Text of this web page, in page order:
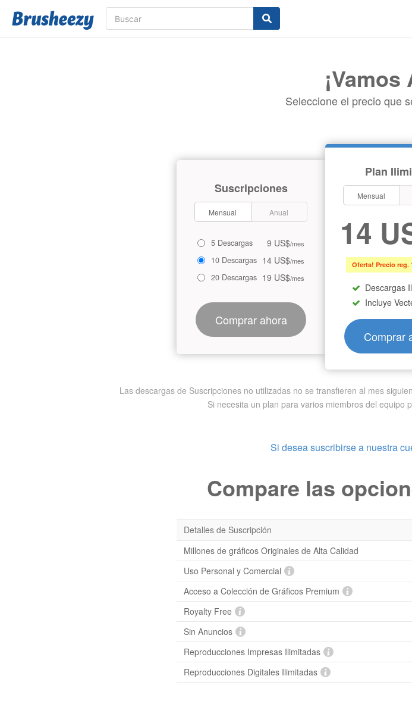
Seleccione el precio que
Plan
Mensual
14
Oferta! Precio reg.
Descargas
Incluye
Comprar
Suscripciones
Mensual Anual
5 Descargas 9 US$/mes
10 Descargas 14 US$/mes
20 Descargas 19 US$/mes
Comprar ahora
Las descargas de Suscripciones no utilizadas no se transfieren al mes
Si necesita un plan para varios miembros del equipo
Si desea suscribirse a nuestra
Compare las
Detalles de Suscripción
Millones de gráficos Originales de Alta Calidad
Uso Personal y Comercial
Acceso a Colección de Gráficos Premium
Royalty Free
Sin Anuncios
Reproducciones Impresas Ilimitadas
Reproducciones Digitales Ilimitadas